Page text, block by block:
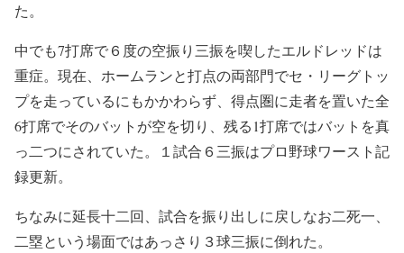
た。
中でも7打席で６度の空振り三振を喫したエルドレッドは
重症。現在、ホームランと打点の両部門でセ・リーグトッ
プを走っているにもかかわらず、得点圏に走者を置いた全
6打席でそのバットが空を切り、残る1打席ではバットを真
っ二つにされていた。１試合６三振はプロ野球ワースト記
録更新。
ちなみに延長十二回、試合を振り出しに戻しなお二死一、
二塁という場面ではあっさり３球三振に倒れた。